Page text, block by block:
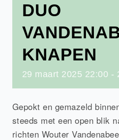
DUO
KNAPEN
29 maart 2025 22:00 -
Gepokt en gemazeld
steeds met een open blik
richten Wouter